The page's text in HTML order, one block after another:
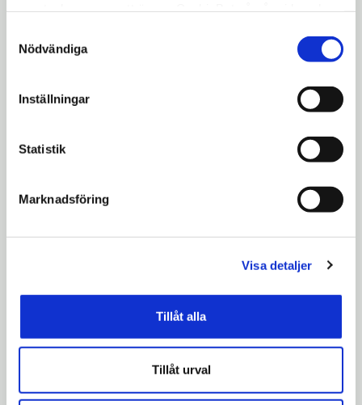
"Visa detaljer" kan du läsa om hur kakorna används och
hur vi och våra leverantörer inhämtar och behandlar
Nödvändiga
Inställningar
Statistik
Marknadsföring
Visa detaljer
Tillåt alla
Tillåt urval
Robert Halef 070-745 80 42
Annika Eriksson
Kommunalrådssekreterare (s)